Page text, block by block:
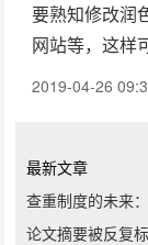
要熟知修改润
网站等，这样
2019-04-26
最新文章
查重制度的未来
论文摘要被反复